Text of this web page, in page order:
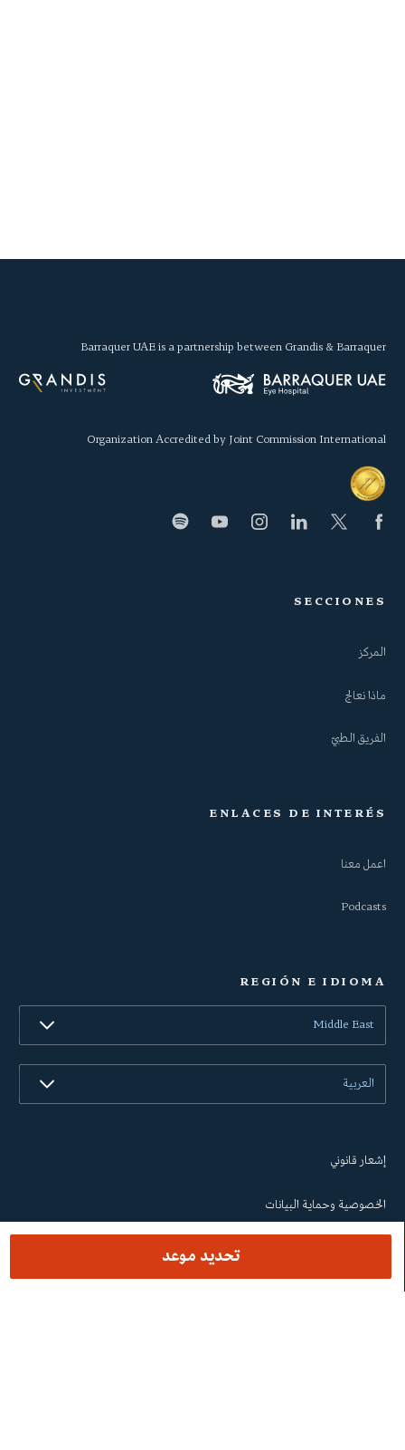
تحديد موعد
Barraquer UAE is a partnership between Grandis & Barraquer
Organization Accredited by Joint Commission International
SECCIONES
المركز
ماذا نعالج
الفريق الطبيّ
ENLACES DE INTERÉS
اعمل معنا
Podcasts
REGIÓN E IDIOMA
Middle East
العربية
إشعار قانوني
الخصوصية وحماية البيانات